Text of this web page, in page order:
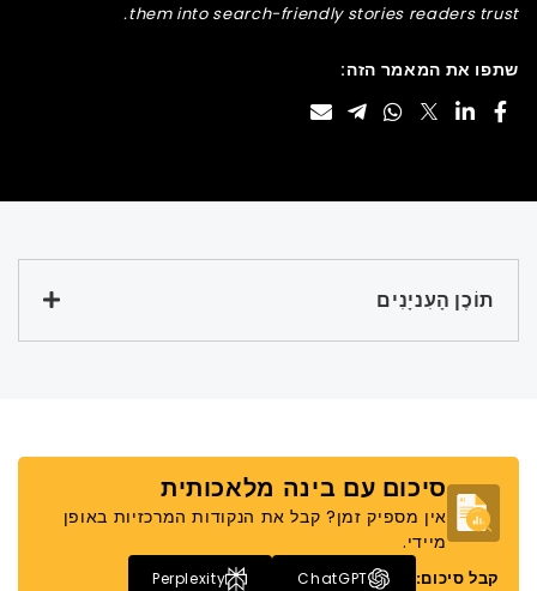
them into search-friendly stories readers trust.
שתפו את המאמר הזה:
תוֹכֶן הָעִניָנִים
סיכום עם בינה מלאכותית
אין מספיק זמן? קבל את הנקודות המרכזיות באופן
מיידי.
קבל סיכום: ChatGPT
Perplexity